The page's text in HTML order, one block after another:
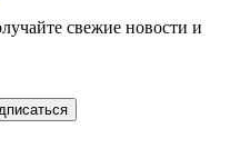
свежие новости и